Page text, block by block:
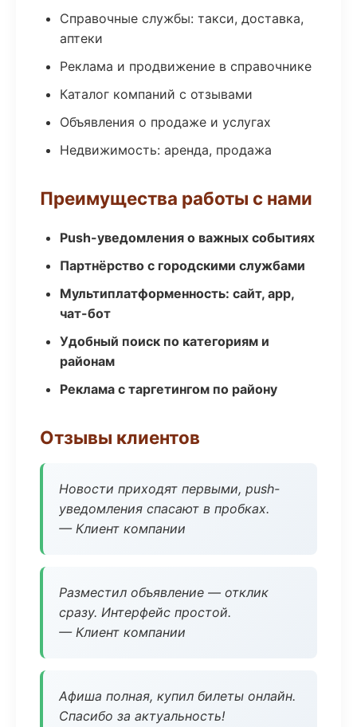
Справочные службы: такси, доставка,
аптеки
Реклама и продвижение в справочнике
Каталог компаний с отзывами
Объявления о продаже и услугах
Недвижимость: аренда, продажа
Преимущества работы с нами
Push-уведомления о важных событиях
Партнёрство с городскими службами
Мультиплатформенность: сайт, app,
чат-бот
Удобный поиск по категориям и
районам
Реклама с таргетингом по району
Отзывы клиентов
Новости приходят первыми, push-
уведомления спасают в пробках.
— Клиент компании
Разместил объявление — отклик
сразу. Интерфейс простой.
— Клиент компании
Афиша полная, купил билеты онлайн.
Спасибо за актуальность!